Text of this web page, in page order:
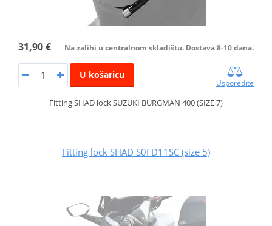
31,90 € Na zalihi u centralnom skladištu. Dostava 8-10 dana.
U košaricu
Usporedite
Fitting SHAD lock SUZUKI BURGMAN 400 (SIZE 7)
Fitting lock SHAD S0FD11SC (size 5)